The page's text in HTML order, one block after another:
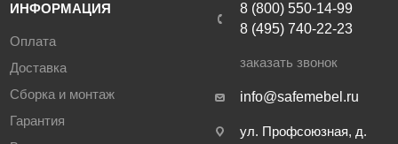
ИНФОРМАЦИЯ
Оплата
Доставка
Сборка и монтаж
Гарантия
8 (800) 550-14-99
8 (495) 740-22-23
заказать звонок
info@safemebel.ru
ул. Профсоюзная, д.